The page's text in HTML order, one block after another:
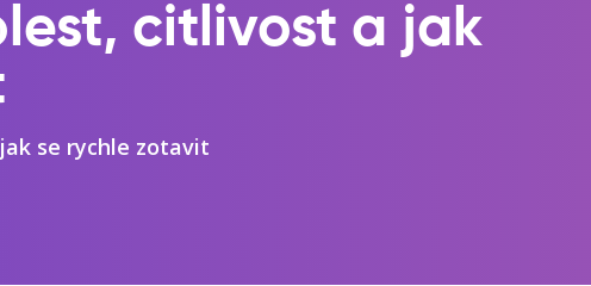
citlivost a jak
se rychle zotavit